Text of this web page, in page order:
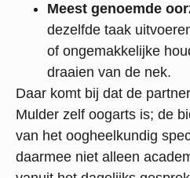
Meest genoemde
dezelfde taak
of ongemakkelijke
draaien van de nek.
Daar komt bij dat de
Mulder zelf oogarts is; de
van het oogheelkundig
daarmee niet alleen